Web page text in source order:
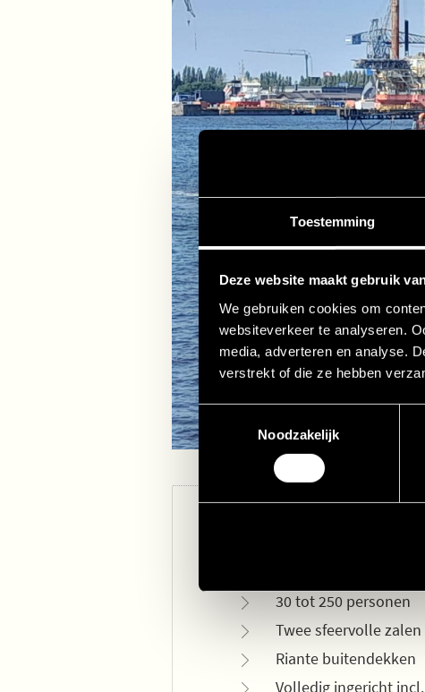
Toestemming
Deze website maakt gebruik
We gebruiken cookies om
websiteverkeer te analyseren.
media, adverteren en analyse.
verstrekt of die ze hebben
Toestemmingsselectie
Noodzakelijk
DOCKS 4, voor als
(Zakelijke) events
30 tot 250 personen
Twee sfeervolle zalen
Riante buitendekken
Volledig ingericht